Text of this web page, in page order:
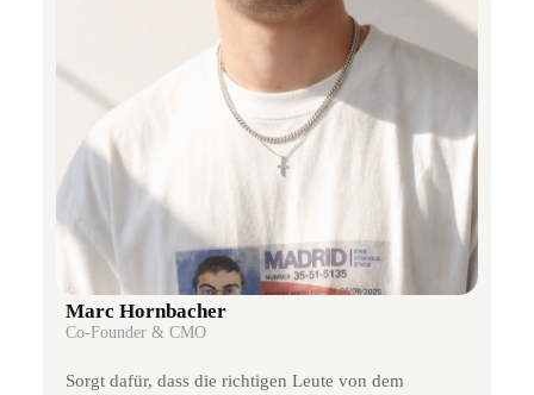
Marc Hornbacher
Co-Founder & CMO
Sorgt dafür, dass die richtigen Leute von dem